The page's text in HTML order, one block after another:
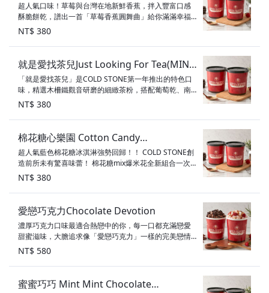
Rendezvous
超人氣口味！草莓與台灣在地新鮮香蕉，拌入豐富口感
酥脆餅乾，譜出一首「草莓香蕉圓舞曲」給你滿滿幸福
活力～ 口味：草莓冰淇淋 配料：白巧克力風味碎片、酥
脆餅乾、草莓、香蕉 甜度：3顆半星 素食標示：奶蛋素
NT$ 380
就是愛找茶兒Just Looking For Tea(MINE
享樂桶)_(台南中山店)
「就是愛找茶兒」是COLD STONE第一年推出的特色口
味，精選木柵鐵觀音研磨的細緻茶粉，搭配葡萄乾、南
瓜子及濃郁鐵觀音茶粉，是款限定的特色口味唷～ 口
味：鐵觀音冰淇淋 配料：南瓜子、葡萄乾、鐵觀音茶粉
甜度：2顆星 素食標示：奶素
NT$ 380
棉花糖心樂園 Cotton Candy
Paradise(MINE享樂桶)_(台南中山店)
超人氣藍色棉花糖冰淇淋強勢回歸！！ COLD STONE創
造前所未有驚喜味蕾！ 棉花糖mix爆米花全新組合一次
擁有！ 遊樂園暢玩概念出發， 讓冰淇淋不僅在風味方面
升級， 口感、視覺都有多層次的體驗！ 口味：棉花糖冰
淇淋 配料：鮮奶油、酥脆餅乾、草莓美莓冰淇淋爆米花
甜度：3.5顆星 素食標示：奶素
NT$ 380
愛戀巧克力Chocolate Devotion
濃厚巧克力口味最適合熱戀中的你，每一口都充滿戀愛
甜蜜滋味，大膽追求像「愛戀巧克力」一樣的完美戀情
吧！ 容量：32oz 口味：巧克力冰淇淋 配料：布朗尼、
巧克力醬、黑巧克力碎片 甜度：5顆星 素食標示：葷食
NT$ 580
蜜蜜巧巧 Mint Mint Chocolate